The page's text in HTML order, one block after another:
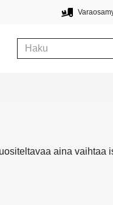
aina